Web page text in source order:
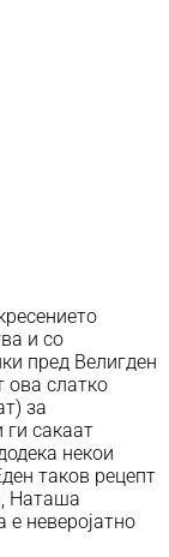
и со
пред Велигден
ова слатко
за
ги сакаат
некои
таков рецепт
Наташа
е неверојатно